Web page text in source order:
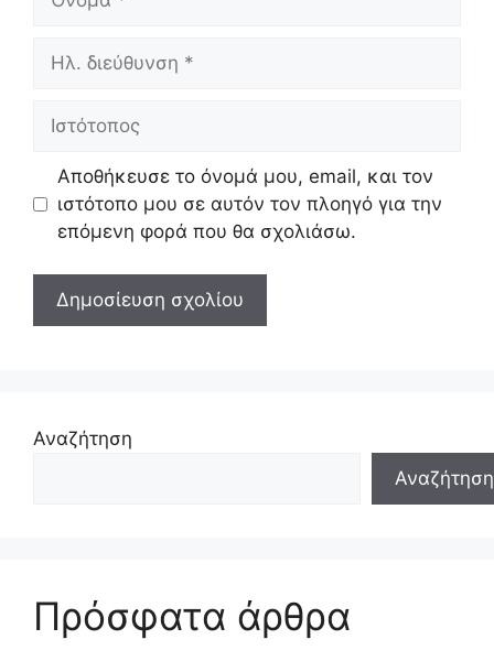
Ηλ.
Ιστότοπος
Αποθήκευσε το όνομά μου, email, και τον
ιστότοπο μου σε αυτόν τον πλοηγό για την
επόμενη φορά που θα σχολιάσω.
Αναζήτηση
Αναζήτηση
Πρόσφατα άρθρα